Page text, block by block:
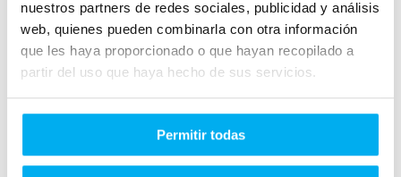
nuestros partners de redes sociales, publicidad y análisis
web, quienes pueden combinarla con otra información
que les haya proporcionado o que hayan recopilado a
partir del uso que haya hecho de sus servicios.
Permitir todas
eléctricos.
Su llegada al mercado está prevista a partir de
en producción el Mercedes-Benz EQC, el
primer modelo fabricado en serie de esta
familia; dos años más tarde, para